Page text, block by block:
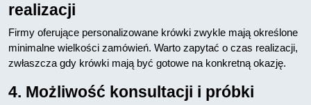
realizacji
Firmy oferujące personalizowane krówki zwykle mają określone
minimalne wielkości zamówień. Warto zapytać o czas realizacji,
zwłaszcza gdy krówki mają być gotowe na konkretną okazję.
4. Możliwość konsultacji i próbki